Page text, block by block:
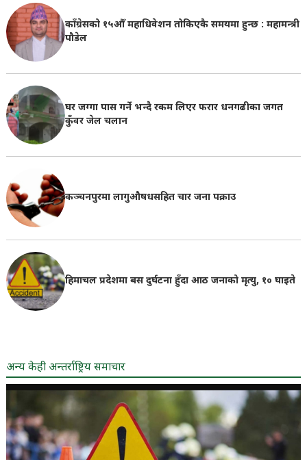
काँग्रेसको १५औँ महाधिवेशन तोकिएकै समयमा हुन्छ : महामन्त्री
पौडेल
घर जग्गा पास गर्ने भन्दै रकम लिएर फरार धनगढीका जगत
कुँवर जेल चलान
कञ्चनपुरमा लागुऔषधसहित चार जना पक्राउ
हिमाचल प्रदेशमा बस दुर्घटना हुँदा आठ जनाको मृत्यु, १० घाइते
अन्य केही अन्तर्राष्ट्रिय समाचार